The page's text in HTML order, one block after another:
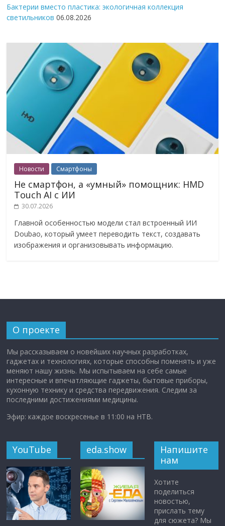
Бактерии вместо пластика: экологичная коллекция
светильников 06.08.2026
Новости Смартфоны
Не смартфон, а «умный» помощник: HMD
Touch AI с ИИ
30.07.2026
Главной особенностью модели стал встроенный ИИ
Doubao, который умеет переводить текст, создавать
изображения и организовывать информацию.
О проекте
Мы рассказываем о новейших научных разработках,
гаджетах и технологиях, которые способны поменять и уже
меняют нашу жизнь. Мы испытываем на себе самые
интересные и впечатляющие гаджеты, бытовые приборы,
кухонную технику и средства передвижения. Следим за
последними достижениями медицины.
Эфир: каждое воскресенье в 11:00 на НТВ.
YouTube eda.show
Напишите
нам
Хотите
поделиться
новостью,
прислать тему
для сюжета? Мы